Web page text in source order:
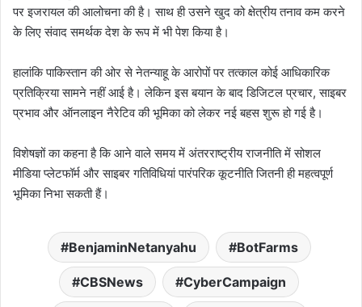
पर इजरायल की आलोचना की है। साथ ही उसने खुद को क्षेत्रीय तनाव कम करने
के लिए संवाद समर्थक देश के रूप में भी पेश किया है।
हालांकि पाकिस्तान की ओर से नेतन्याहू के आरोपों पर तत्काल कोई आधिकारिक
प्रतिक्रिया सामने नहीं आई है। लेकिन इस बयान के बाद डिजिटल प्रचार, साइबर
प्रभाव और ऑनलाइन नैरेटिव की भूमिका को लेकर नई बहस शुरू हो गई है।
विशेषज्ञों का कहना है कि आने वाले समय में अंतरराष्ट्रीय राजनीति में सोशल
मीडिया प्लेटफॉर्म और साइबर गतिविधियां पारंपरिक कूटनीति जितनी ही महत्वपूर्ण
भूमिका निभा सकती हैं।
BenjaminNetanyahu BotFarms
CBSNews CyberCampaign